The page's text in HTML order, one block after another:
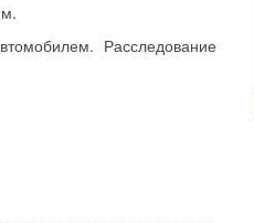
Расследование